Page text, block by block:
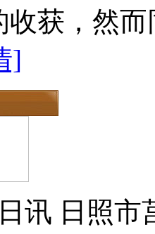
收获，然
]
讯 日照